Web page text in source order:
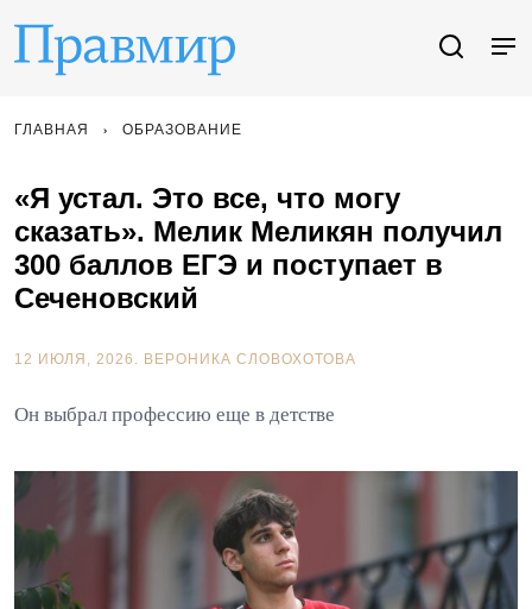
ГЛАВНАЯ ОБРАЗОВАНИЕ
«Я устал. Это все, что могу
сказать». Мелик Меликян получил
300 баллов ЕГЭ и поступает в
Сеченовский
12 ИЮЛЯ, 2026. ВЕРОНИКА СЛОВОХОТОВА
Он выбрал профессию еще в детстве